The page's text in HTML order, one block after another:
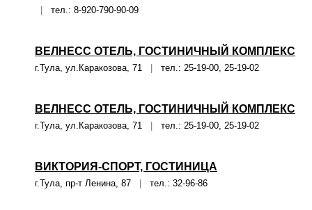
тел.: 8-920-790-90-09
ВЕЛНЕСС ОТЕЛЬ, ГОСТИНИЧНЫЙ КОМПЛЕКС
г.Тула, ул.Каракозова, 71 тел.: 25-19-00, 25-19-02
ВЕЛНЕСС ОТЕЛЬ, ГОСТИНИЧНЫЙ КОМПЛЕКС
г.Тула, ул.Каракозова, 71 тел.: 25-19-00, 25-19-02
ВИКТОРИЯ-СПОРТ, ГОСТИНИЦА
г.Тула, пр-т Ленина, 87 тел.: 32-96-86